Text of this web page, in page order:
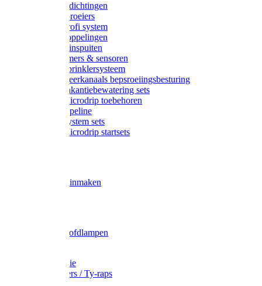
Gardena afdichtingen
Gardena sproeiers
Gardena Profi system
Gardena koppelingen
Gardena tuinspuiten
Gardena timers & sensoren
Gardena Sprinklersysteem
Gardena meerkanaals bepsroeiingsbesturing
Gardena vakantiebewatering sets
Gardena Microdrip toebehoren
Gardena Pipeline
Gardena System sets
Gardena Microdrip startsets
Wecken & inmaken
Zak- & Hoofdlampen
Tape en folie
Kabelbinders / Ty-raps